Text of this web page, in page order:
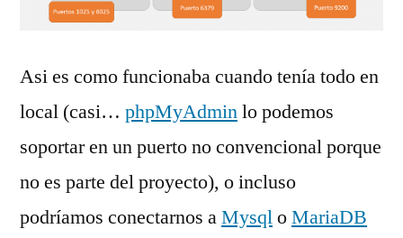
Asi es como funcionaba cuando tenía todo en
local (casi… phpMyAdminlo podemos
soportar en un puerto no convencional porque
no es parte del proyecto), o incluso
podríamos conectarnos aMysqloMariaDB